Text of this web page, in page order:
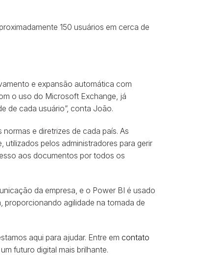
150 usuários em cerca de
e expansão automática com
o uso do Microsoft Exchange, já
de cada usuário”, conta João.
e diretrizes de cada país. As
pelos administradores para gerir
aos documentos por todos os
da empresa, e o Power BI é usado
proporcionando agilidade na tomada de
aqui para ajudar. Entre em contato
futuro digital mais brilhante.